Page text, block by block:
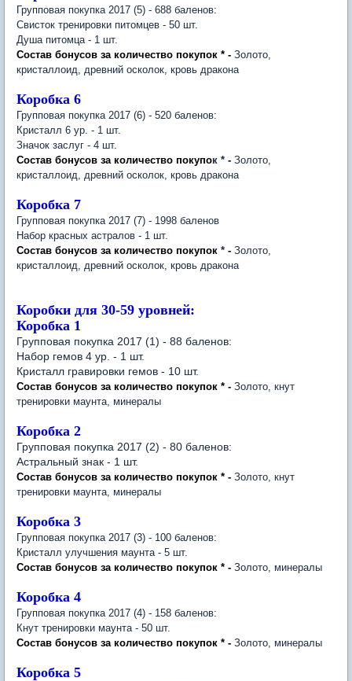
Групповая покупка 2017 (5) - 688 баленов:
Свисток тренировки питомцев - 50 шт.
Душа питомца - 1 шт.
Состав бонусов за количество покупок * - Золото,
кристаллоид, древний осколок, кровь дракона
Коробка 6
Групповая покупка 2017 (6) - 520 баленов:
Кристалл 6 ур. - 1 шт.
Значок заслуг - 4 шт.
Состав бонусов за количество покупок * - Золото,
кристаллоид, древний осколок, кровь дракона
Коробка 7
Групповая покупка 2017 (7) - 1998 баленов
Набор красных астралов - 1 шт.
Состав бонусов за количество покупок * - Золото,
кристаллоид, древний осколок, кровь дракона
Коробки для 30-59 уровней:
Коробка 1
Групповая покупка 2017 (1) - 88 баленов:
Набор гемов 4 ур. - 1 шт.
Кристалл гравировки гемов - 10 шт.
Состав бонусов за количество покупок * - Золото, кнут
тренировки маунта, минералы
Коробка 2
Групповая покупка 2017 (2) - 80 баленов:
Астральный знак - 1 шт.
Состав бонусов за количество покупок * - Золото, кнут
тренировки маунта, минералы
Коробка 3
Групповая покупка 2017 (3) - 100 баленов:
Кристалл улучшения маунта - 5 шт.
Состав бонусов за количество покупок * - Золото, минералы
Коробка 4
Групповая покупка 2017 (4) - 158 баленов:
Кнут тренировки маунта - 50 шт.
Состав бонусов за количество покупок * - Золото, минералы
Коробка 5